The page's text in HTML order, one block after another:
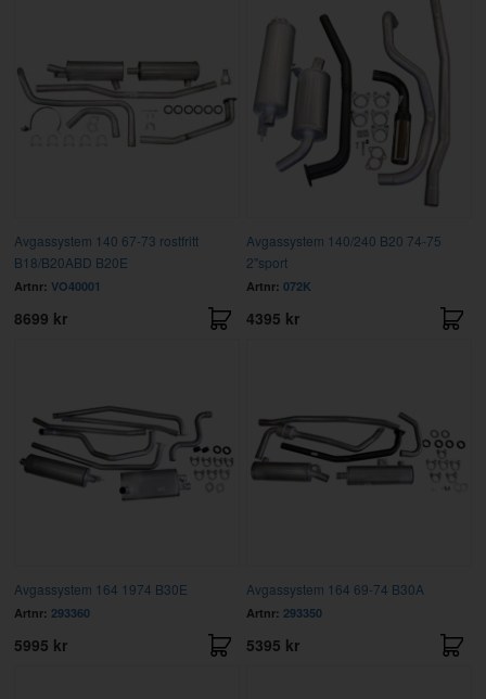
Avgassystem 140 67-73 rostfritt
B18/B20ABD B20E
Artnr: VO40001
8699 kr
Avgassystem 140/240 B20 74-75
2"sport
Artnr: 072K
4395 kr
Avgassystem 164 1974 B30E
Artnr: 293360
5995 kr
Avgassystem 164 69-74 B30A
Artnr: 293350
5395 kr